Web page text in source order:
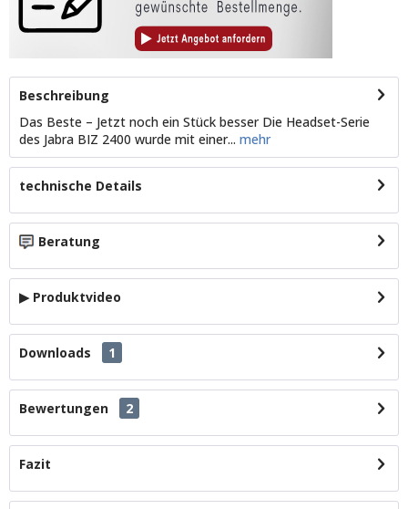
Beschreibung
Das Beste – Jetzt noch ein Stück besser Die Headset-Serie
des Jabra BIZ 2400 wurde mit einer... mehr
technische Details
Beratung
▶ Produktvideo
Downloads 1
Bewertungen 2
Fazit